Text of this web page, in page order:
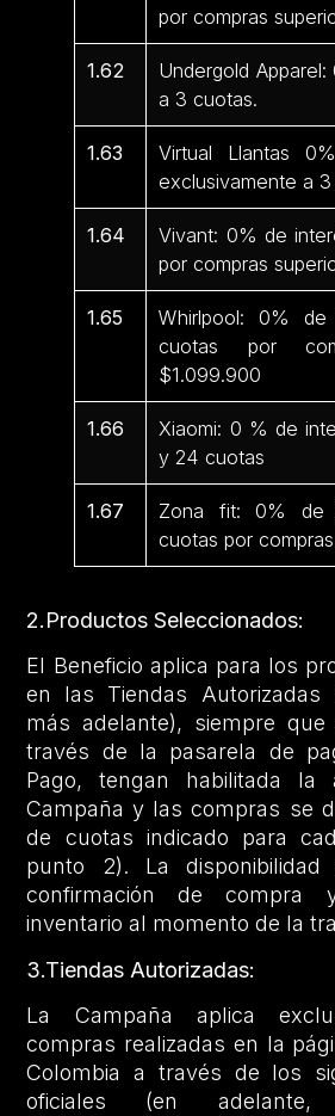
por compras
1.62
Undergold
a 3 cuotas.
1.63
Virtual Llantas
exclusivamente a
1.64
Vivant: 0% de
por compras
1.65
Whirlpool: 0%
cuotas por
$1.099.900
1.66
Xiaomi: 0 % de
y 24 cuotas
1.67
Zona fit: 0% de
cuotas por
2.Productos Seleccionados:
El Beneficio aplica para los
en las Tiendas Autorizadas
más adelante), siempre
través de la pasarela de
Pago, tengan habilitada la
Campaña y las compras se
de cuotas indicado para
punto 2). La
confirmación de compra
inventario al momento de la
3.Tiendas Autorizadas:
La Campaña aplica
compras realizadas en la
Colombia a través de los
oficiales (en adelante,